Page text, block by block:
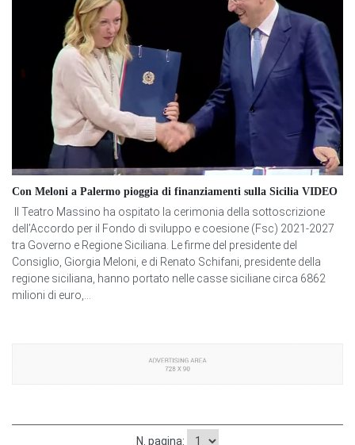
Con Meloni a Palermo pioggia di finanziamenti sulla Sicilia VIDEO
Il Teatro Massino ha ospitato la cerimonia della sottoscrizione
dell’Accordo per il Fondo di sviluppo e coesione (Fsc) 2021-2027
tra Governo e Regione Siciliana. Le firme del presidente del
Consiglio, Giorgia Meloni, e di Renato Schifani, presidente della
regione siciliana, hanno portato nelle casse siciliane circa 6862
milioni di euro,...
N. pagina: